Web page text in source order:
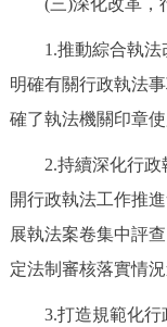
(三)深化改革，
1.推動綜合執法
明確有關行政執法
確了執法機關印章
2.持續深化行政執
開行政執法工作推
展執法案卷集中評
定法制審核落實情況
3.打造規範化行